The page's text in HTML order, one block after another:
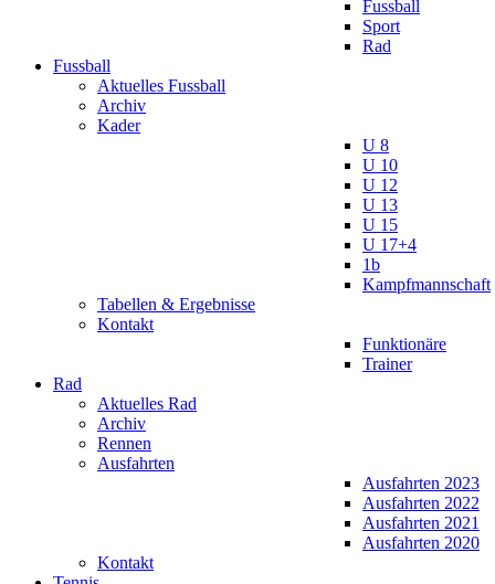
Fussball
Sport
Rad
Fussball
Aktuelles Fussball
Archiv
Kader
U 8
U 10
U 12
U 13
U 15
U 17+4
1b
Kampfmannschaft
Tabellen & Ergebnisse
Kontakt
Funktionäre
Trainer
Rad
Aktuelles Rad
Archiv
Rennen
Ausfahrten
Ausfahrten 2023
Ausfahrten 2022
Ausfahrten 2021
Ausfahrten 2020
Kontakt